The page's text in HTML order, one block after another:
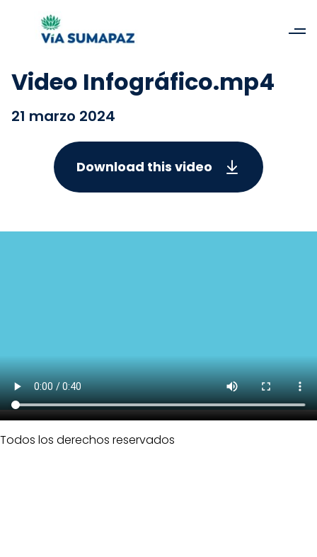
Video Infográfico.mp4
21 marzo 2024
Download this video
Todos los derechos reservados